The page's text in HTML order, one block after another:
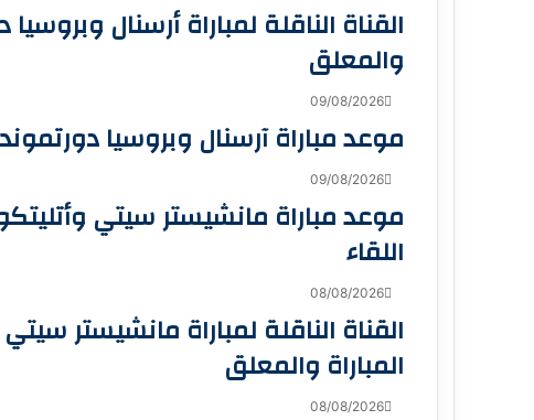
القناة الناقلة لمباراة أرسنال
والمعلق
09/08/2026
موعد مباراة آرسنال وبروسيا
09/08/2026
موعد مباراة مانشيستر سيتي
اللقاء
08/08/2026
القناة الناقلة لمباراة مانشيستر
المباراة والمعلق
08/08/2026